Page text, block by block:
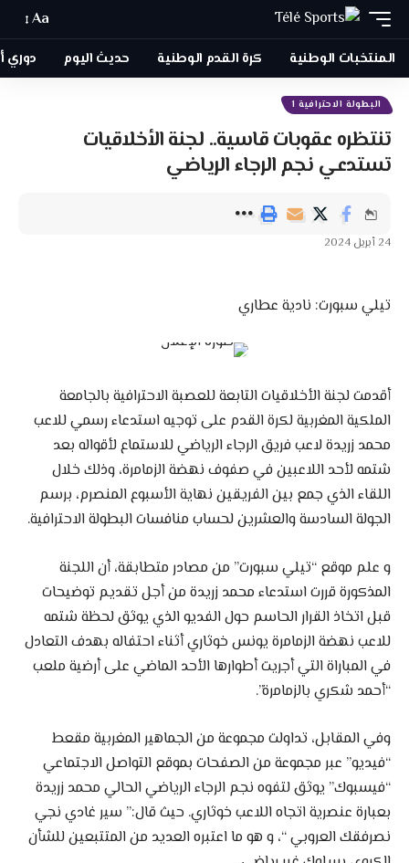
Aa
المنتخبات الوطنية كرة القدم الوطنية حديث اليوم دوري
البطولة الاحترافية 1
تنتظره عقوبات قاسية.. لجنة الأخلاقيات
تستدعي نجم الرجاء الرياضي
تيلي سبورت: نادية عطاري
أقدمت لجنة الأخلاقيات التابعة للعصبة الاحترافية بالجامعة
الملكية المغربية لكرة القدم على توجيه استدعاء رسمي للاعب
محمد زريدة لاعب فريق الرجاء الرياضي للاستماع لأقواله بعد
شتمه لأحد اللاعبين في صفوف نهضة الزمامرة، وذلك خلال
اللقاء الذي جمع بين الفريقين نهاية الأسبوع المنصرم، برسم
الجولة السادسة والعشرين لحساب منافسات البطولة الاحترافية.
و علم موقع “تيلي سبورت” من مصادر متطابقة، أن اللجنة
المذكورة قررت استدعاء محمد زريدة من أجل تقديم توضيحات
قبل اتخاذ القرار الحاسم حول الفديو الذي يوثق لحظة شتمه
للاعب نهضة الزمامرة يونس خوثاري أثناء احتفاله بهدف التعادل
في المباراة التي أجريت أطوارها الأحد الماضي على أرضية ملعب
“أحمد شكري بالزمامرة”.
وفي المقابل، تداولت مجموعة من الجماهير المغربية مقعط
“فيديو” عبر مجموعة من الصفحات بموقع التواصل الاجتماعي
“فيسبوك” يوثق لتفوه نجم الرجاء الرياضي الحالي محمد زريدة
بعبارة عنصرية اتجاه اللاعب خوثاري. حيث قال:” سير غادي نجي
نصرفقك العروبي “، و هو ما اعتبره العديد من المتتبعين للشأن